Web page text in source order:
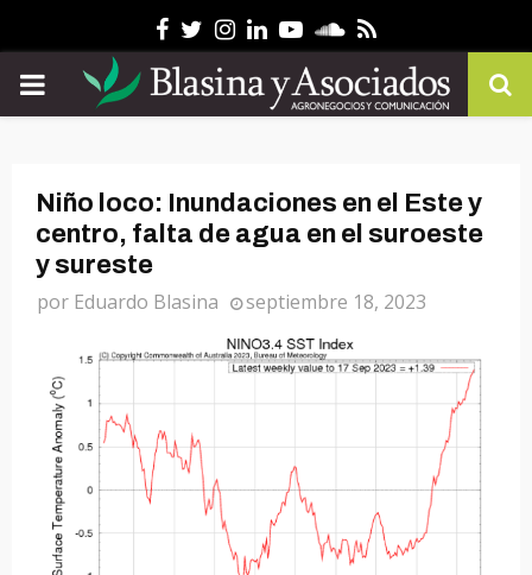
Facebook
Twitter
Instagram
Linkedin
YoutubeSoundcloud
Rss
PRIMARY
Niño loco: Inundaciones en el Este y
centro, falta de agua en el suroeste
y sureste
por Eduardo Blasina septiembre 18, 2023